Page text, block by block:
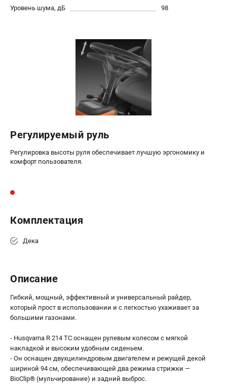
ЗАКАЗ ЗАПЧАСТЕЙ
Уровень шума, дБ
98
Регулируемый руль
Регулировка высоты руля обеспечивает лучшую эргономику и
комфорт пользователя.
Комплектация
Дека
Описание
Гибкий, мощный, эффективный и универсальный райдер,
который прост в использовании и с легкостью ухаживает за
большими газонами.
- Husqvarna R 214 TC оснащен рулевым колесом с мягкой
накладкой и высоким удобным сиденьем.
- Он оснащен двухцилиндровым двигателем и режущей декой
шириной 94 см, обеспечивающей два режима стрижки —
BioClip® (мульчирование) и задний выброс.